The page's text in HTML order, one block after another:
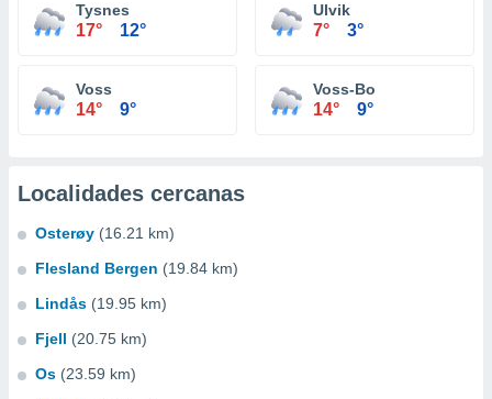
Tysnes
17° 12°
Ulvik
7° 3°
Voss
14° 9°
Voss-Bo
14° 9°
Localidades cercanas
Osterøy (16.21 km)
Flesland Bergen (19.84 km)
Lindås (19.95 km)
Fjell (20.75 km)
Os (23.59 km)